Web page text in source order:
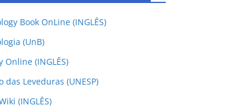
Book OnLine (INGLÊS)
(UnB)
Online (INGLÊS)
das Leveduras (UNESP)
(INGLÊS)